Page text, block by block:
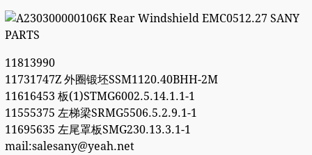
11813990
11731747Z 外圈锻坯SSM1120.40BHH-2M
11616453 板(1)STMG6002.5.14.1.1-1
11555375 左梯梁SRMG5506.5.2.9.1-1
11695635 左尾罩板SMG230.13.3.1-1
mail:salesany@yeah.net